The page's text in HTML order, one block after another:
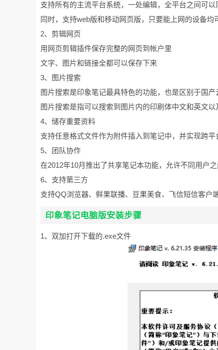
支持所有的主流平台系统，一处编辑，全平台之间可以
同时，支持web版和移动网页版，只要能上网的设备
2、剪辑网页
用网页剪辑插件保存完整的网页到帐户里
文字、图片和链接全都可以保存下来
3、图片搜索
图片搜索是印象笔记最具特色的功能，也是区别于国
图片搜索是指可以搜索到图片内的印刷体中文和英文
4、储存重要资料
支持任意格式文件作为附件插入到笔记中，并实现跨
5、团队协作
在2012年10月推出了共享笔记本功能，允许不同用户
6、支持第三方
支持QQ浏览器、鲜果联播、豆果美食、飞信短信客户
印象笔记电脑版安装步骤
1、双加打开下载的.exe文件